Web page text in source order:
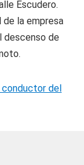
Escudero.
de la empresa
descenso de
conductor del